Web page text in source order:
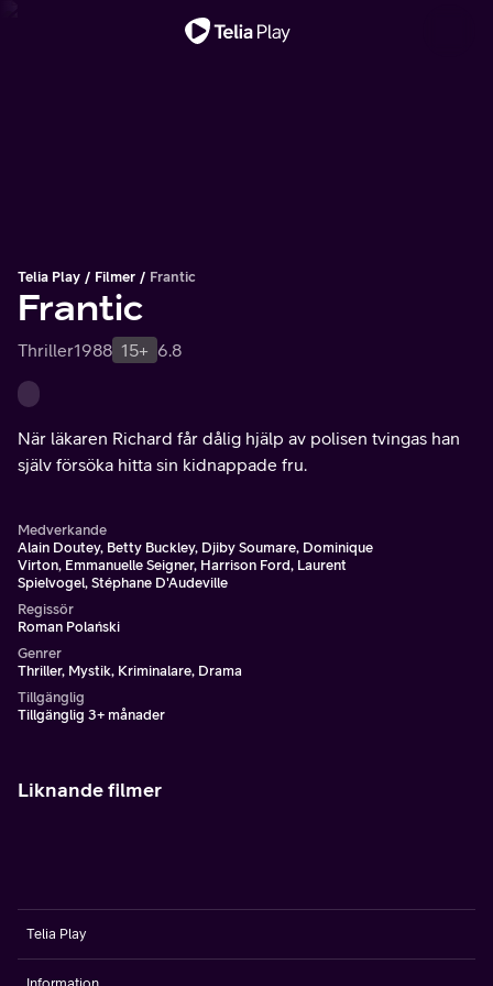
Telia Play Filmer Frantic
Frantic
Thriller1988 15+ 6.8
När läkaren Richard får dålig hjälp av polisen tvingas han
själv försöka hitta sin kidnappade fru.
Medverkande
Alain Doutey, Betty Buckley, Djiby Soumare, Dominique
Virton, Emmanuelle Seigner, Harrison Ford, Laurent
Spielvogel, Stéphane D'Audeville
Regissör
Roman Polański
Genrer
Thriller, Mystik, Kriminalare, Drama
Tillgänglig
Tillgänglig 3+ månader
Liknande filmer
Telia Play